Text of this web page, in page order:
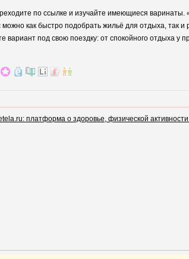
по ссылке и изучайте имеющиеся
как быстро подобрать жильё для отдыха, так
вариант под свою поездку: от спокойного отдыха у
платформа о здоровье, физической активности